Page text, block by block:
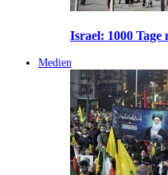
Israel: 1000 Tage
Medien